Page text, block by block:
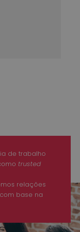
de trabalho
trusted
relações
base na